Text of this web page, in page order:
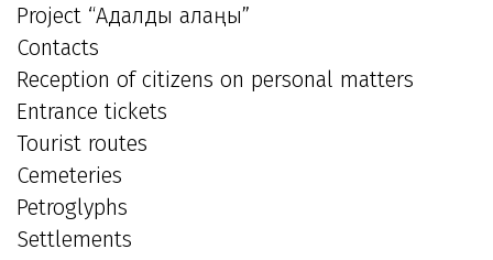
Project “Адалдық алаңы”
Contacts
Reception of citizens on personal matters
Entrance tickets
Tourist routes
Cemeteries
Petroglyphs
Settlements